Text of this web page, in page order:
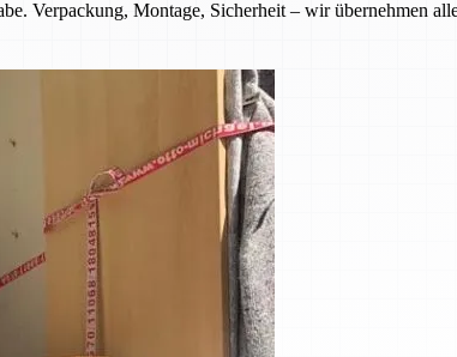
Verpackung, Montage, Sicherheit – wir übernehmen